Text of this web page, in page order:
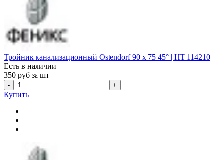
Тройник канализационный Ostendorf 90 х 75 45° | HT 114210
Есть в наличии
350 руб за шт
- +
Купить